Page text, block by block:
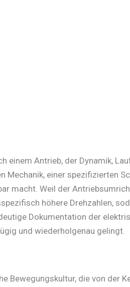
Antrieb, der Dynamik,
einer spezifizierten
macht. Weil der
höhere Drehzahlen,
Dokumentation der
und wiederholgenau gelingt.
Bewegungskultur, die von der